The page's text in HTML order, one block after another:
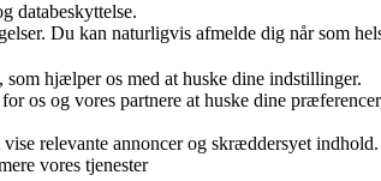
databeskyttelse.
Du kan naturligvis afmelde dig når som
hjælper os med at huske dine indstillinger.
os og vores partnere at huske dine
relevante annoncer og skræddersyet
vores tjenester